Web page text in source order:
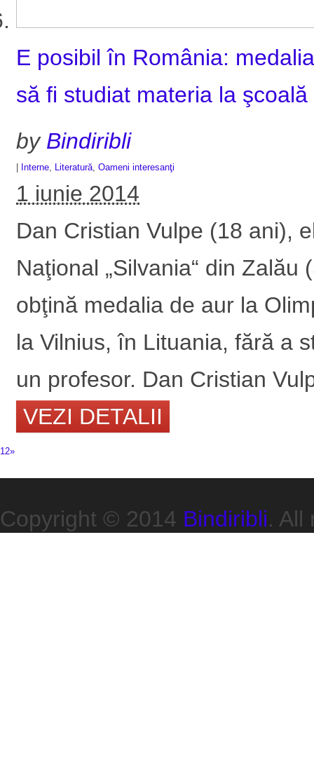
E posibil în România:
să fi studiat materia la şcoală
by Bindiribli
Interne Literatură ,Oameni interesanţi
1 iunie 2014
Dan Cristian Vulpe (18 ani),
Naţional „Silvania“ din
obţină medalia de aur la
la Vilnius, în Lituania, fără a
un profesor. Dan Cristian
VEZI DETALII
12»
Copyright © 2014 Bindiribli. All